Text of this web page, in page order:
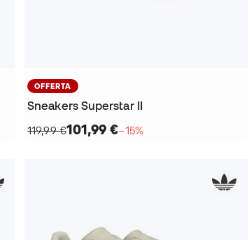
OFFERTA
Sneakers Superstar II
119,99 €101,99 €−15%